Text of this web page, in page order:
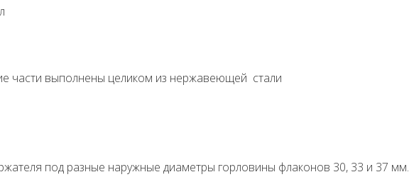
части выполнены целиком из нержавеющей стали
под разные наружные диаметры горловины флаконов 30, 33 и 37 мм.